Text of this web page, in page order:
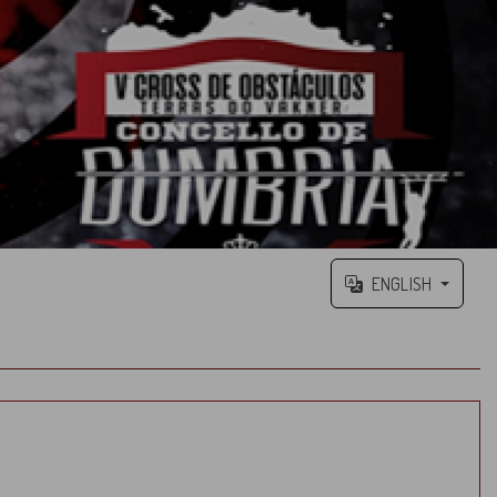
ENGLISH